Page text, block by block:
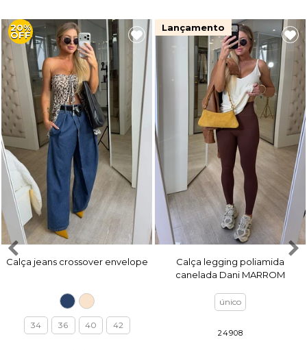
20%
OFF
Calça jeans crossover envelope
34 36 40 42
Lançamento
Calça legging poliamida
canelada Dani MARROM
único
24908